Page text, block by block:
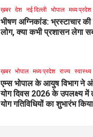
ख़बर देश नई दिल्ली भोपाल मध्य प्रदेश
भीषण अग्निकांड: भ्रस्टाचार
लोग, क्या कभी प्रशासन लेगा
ख़बर भोपाल मध्य प्रदेश राज्य स्वास्थ्य
एम्स भोपाल के आयुष विभाग ने
योग दिवस 2026 के उपलक्ष्य में
योग गतिविधियों का शुभारंभ किया